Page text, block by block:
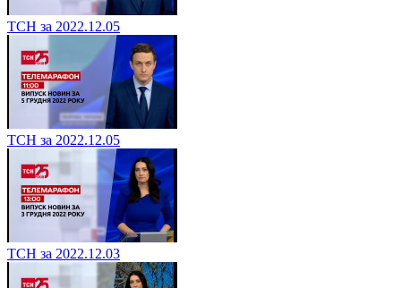
ТСН за 2022.12.05
ТСН за 2022.12.05
ТСН за 2022.12.03